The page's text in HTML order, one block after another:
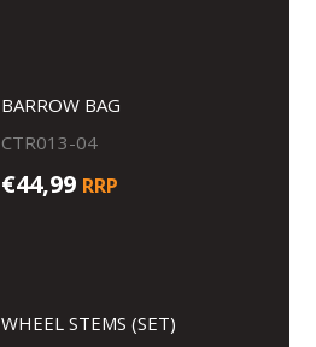
BARROW BAG
CTR013-04
€44,99 RRP
WHEEL STEMS (SET)